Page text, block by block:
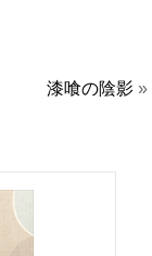
漆喰の陰影»